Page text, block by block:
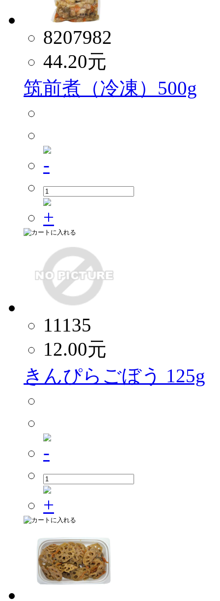
8207982
44.20元
筑前煮（冷凍）500g
11135
12.00元
きんぴらごぼう 125g